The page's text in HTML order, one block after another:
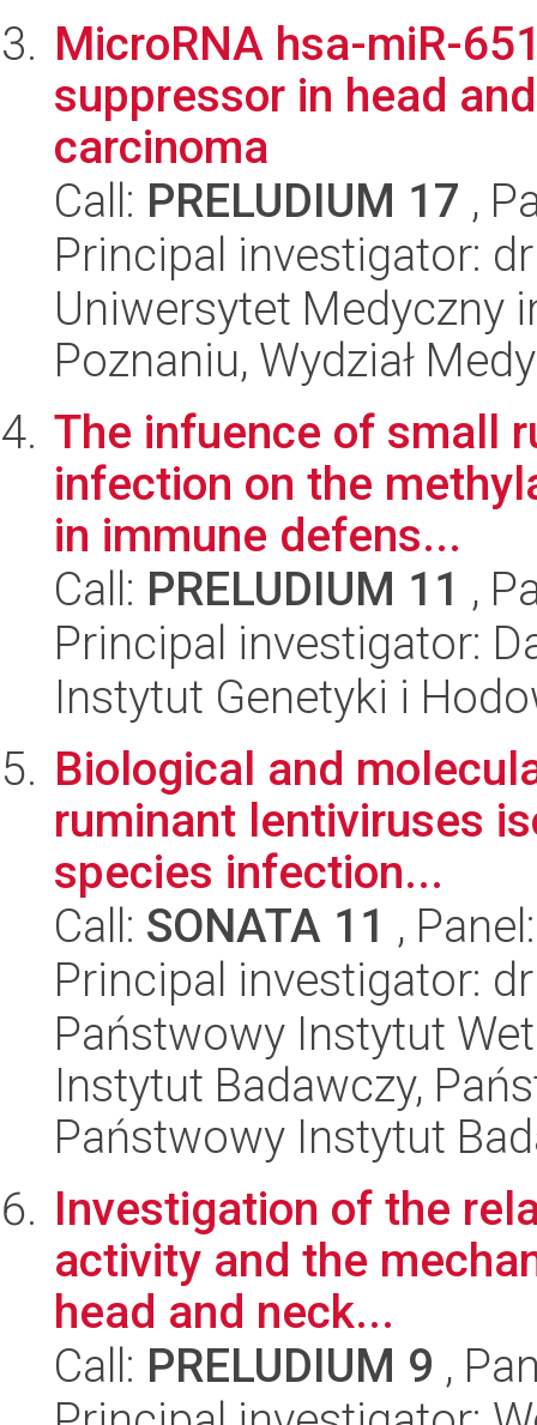
MicroRNA hsa-miR-
suppressor in head
carcinoma
Call: PRELUDIUM 17 ,
Principal investigator:
Uniwersytet Medyczny
Poznaniu, Wydział
The infuence of small
infection on the
in immune defens...
Call: PRELUDIUM 11 ,
Principal investigator:
Instytut Genetyki i
Biological and
ruminant lentiviruses
species infection...
Call: SONATA 11 ,
Principal investigator:
Państwowy Instytut
Instytut Badawczy,
Państwowy Instytut
Investigation of the
activity and the
head and neck...
Call: PRELUDIUM 9 ,